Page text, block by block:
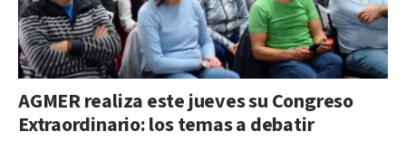
AGMER realiza este jueves su Congreso
Extraordinario: los temas a debatir